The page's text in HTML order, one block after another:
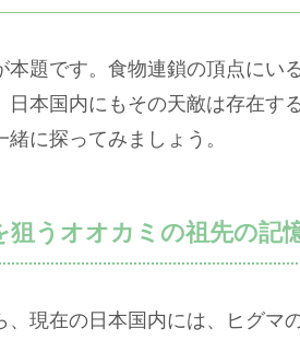
本題です。食物連鎖の頂点にい
日本国内にもその天敵は存在す
緒に探ってみましょう。
狙うオオカミの祖先の記
、現在の日本国内には、ヒグマ